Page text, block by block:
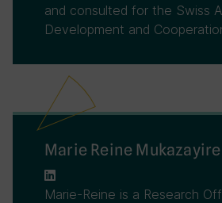
and consulted for the Swiss
Development and
Marie Reine Mukazayire
Marie-Reine is a Research